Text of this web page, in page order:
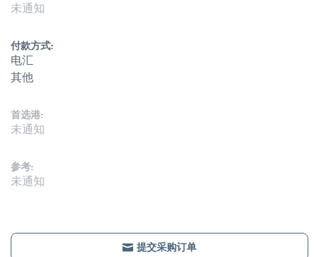
未通知
付款方式:
电汇
其他
首选港:
未通知
参考:
未通知
提交采购订单